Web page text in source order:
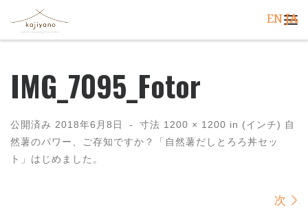
コンテンツへスキップ
IMG_7095_Fotor
公開済み 2018年6月8日 - 寸法 1200 × 1200 in (インチ) 自
然薯のパワー、ご存知ですか？「自然薯だしとろろ丼セッ
ト」はじめました。
次
EN JA